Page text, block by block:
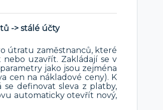
-> stálé účty
útratu zaměstnanců, které
uzavřít. Zakládají se v
jako jsou zejména
cen na nákladové ceny). K
definovat sleva z platby,
automaticky otevřít nový,